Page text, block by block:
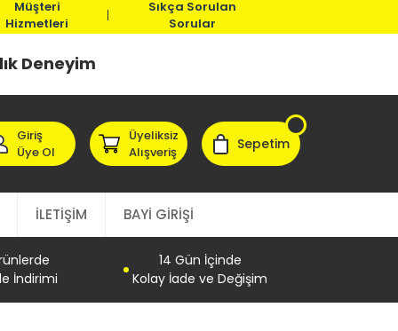
Müşteri
Hizmetleri
Sıkça Sorulan
Sorular
Deneyim
Giriş
Üye Ol
Üyeliksiz
Alışveriş
Sepetim
İLETİŞİM BAYİ GİRİŞİ
İndirimi
14 Gün İçinde
Kolay İade ve Değişim